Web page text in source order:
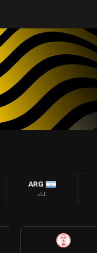
ARG
البلد